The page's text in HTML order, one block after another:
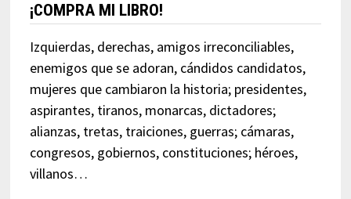
¡COMPRA MI LIBRO!
Izquierdas, derechas, amigos irreconciliables,
enemigos que se adoran, cándidos candidatos,
mujeres que cambiaron la historia; presidentes,
aspirantes, tiranos, monarcas, dictadores;
alianzas, tretas, traiciones, guerras; cámaras,
congresos, gobiernos, constituciones; héroes,
villanos…